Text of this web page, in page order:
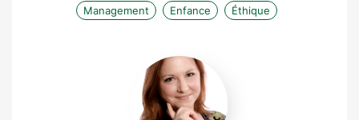
Management Enfance Éthique
Florence
Beuken